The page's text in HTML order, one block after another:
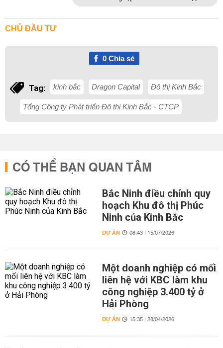
CHỦ ĐẦU TƯ
0Chia sẻ
Tag: kinh bắc Dragon Capital Đô thị Kinh Bắc
Tổng Công ty Phát triển Đô thị Kinh Bắc - CTCP
CÓ THỂ BẠN QUAN TÂM
Bắc Ninh điều chỉnh quy
hoạch Khu đô thị Phúc
Ninh của Kinh Bắc
DỰ ÁN 08:43 | 15/07/2026
Một doanh nghiệp có mối
liên hệ với KBC làm khu
công nghiệp 3.400 tỷ ở
Hải Phòng
DỰ ÁN 15:35 | 28/04/2026